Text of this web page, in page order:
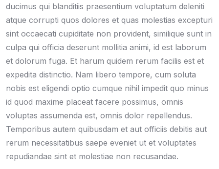
ducimus qui blanditiis praesentium voluptatum deleniti
atque corrupti quos dolores et quas molestias excepturi
sint occaecati cupiditate non provident, similique sunt in
culpa qui officia deserunt mollitia animi, id est laborum
et dolorum fuga. Et harum quidem rerum facilis est et
expedita distinctio. Nam libero tempore, cum soluta
nobis est eligendi optio cumque nihil impedit quo minus
id quod maxime placeat facere possimus, omnis
voluptas assumenda est, omnis dolor repellendus.
Temporibus autem quibusdam et aut officiis debitis aut
rerum necessitatibus saepe eveniet ut et voluptates
repudiandae sint et molestiae non recusandae.